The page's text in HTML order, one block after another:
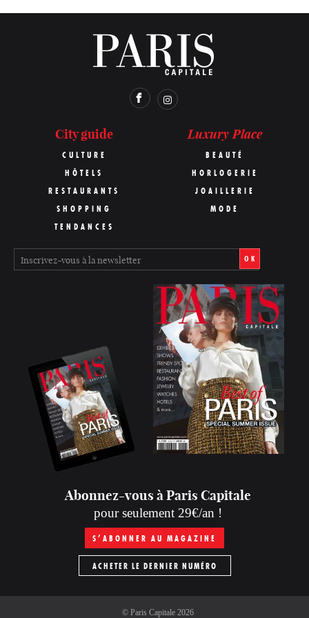
City guide
CULTURE
HÔTELS
RESTAURANTS
SHOPPING
TENDANCES
Luxury Place
BEAUTÉ
HORLOGERIE
JOAILLERIE
MODE
OK
Abonnez-vous à Paris Capitale
pour seulement 29€/an !
S’ABONNER AU MAGAZINE
ACHETER LE DERNIER NUMÉRO
© Paris Capitale2026